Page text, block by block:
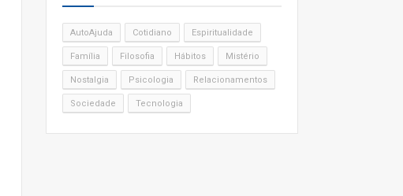
AutoAjuda Cotidiano Espiritualidade
Família Filosofia Hábitos Mistério
Nostalgia Psicologia Relacionamentos
Sociedade Tecnologia